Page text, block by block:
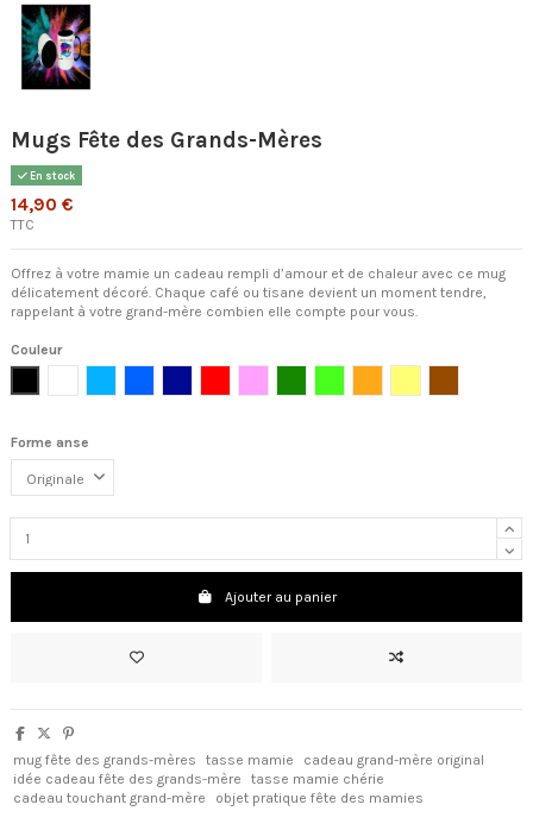
Mugs Fête des Grands-Mères
En stock
14,90 €
TTC
Offrez à votre mamie un cadeau rempli d’amour et de chaleur avec ce mug
délicatement décoré. Chaque café ou tisane devient un moment tendre,
rappelant à votre grand-mère combien elle compte pour vous.
Couleur
Forme anse
Ajouter au panier
mug fête des grands-mères tasse mamie
cadeau grand-mère original
idée cadeau fête des grands-mère
tasse mamie chérie
cadeau touchant grand-mère
objet pratique fête des mamies